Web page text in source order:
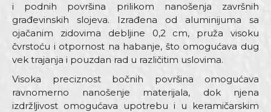
i podnih površina prilikom nanošenja završnih
građevinskih slojeva. Izrađena od aluminijuma sa
ojačanim zidovima debljine 0,2 cm, pruža visoku
čvrstoću i otpornost na habanje, što omogućava dug
vek trajanja i pouzdan rad u različitim uslovima.
Visoka preciznost bočnih površina omogućava
ravnomerno nanošenje materijala, dok njena
izdržljivost omogućava upotrebu i u keramičarskim